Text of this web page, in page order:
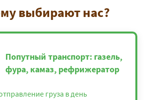
выбирают нас?
Попутный транспорт: газель,
фура, камаз, рефрижератор
груза в день